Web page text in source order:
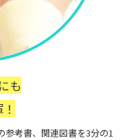
も
参考書、関連図書を3分の1